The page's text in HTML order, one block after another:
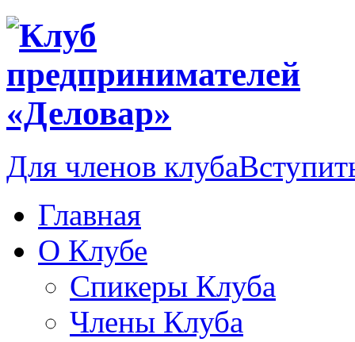
Для членов клуба
Главная
О Клубе
Спикеры Клуба
Члены Клуба